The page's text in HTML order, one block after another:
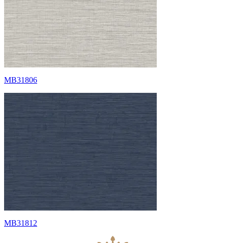
MB31806
MB31812